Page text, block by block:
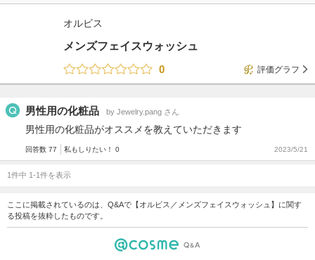
オルビス
メンズフェイスウォッシュ
0
評価グラフ
男性用の化粧品 by Jewelry.pang さん
男性用の化粧品がオススメを教えていただきます
回答数 77 私もしりたい！ 0 2023/5/21
1件中 1-1件を表示
ここに掲載されているのは、Q&Aで【オルビス／メンズフェイスウォッシュ】に関す
る投稿を抜粋したものです。